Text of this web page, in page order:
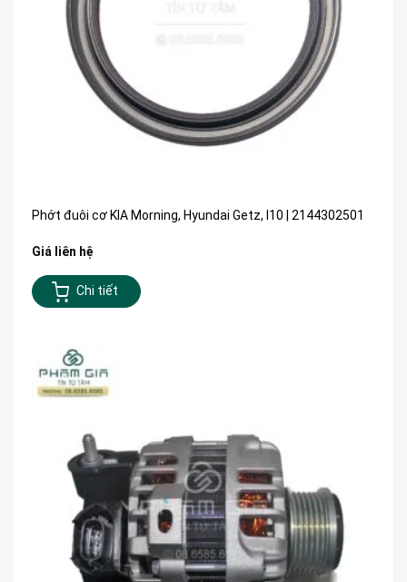
Phớt đuôi cơ KIA Morning, Hyundai Getz, I10 | 2144302501
Giá liên hệ
Chi tiết